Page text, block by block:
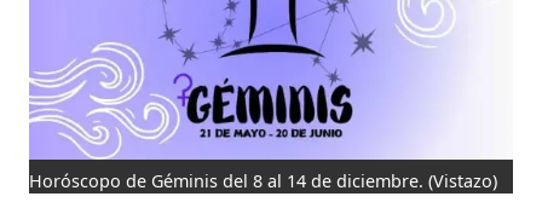
Horóscopo de Géminis del 8 al 14 de diciembre. (Vistazo)